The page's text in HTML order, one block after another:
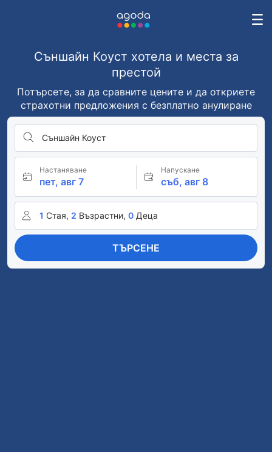
Съншайн Коуст хотела и места за
престой
Потърсете, за да сравните цените и да откриете
страхотни предложения с безплатно анулиране
Съншайн Коуст
Настаняване
пет, авг 7
Напускане
съб, авг 8
1 Стая, 2 Възрастни, 0 Деца
ТЪРСЕНЕ